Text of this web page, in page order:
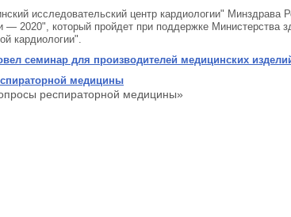
исследовательский центр кардиологии" Минздрава
2020", который пройдет при поддержке Министерства
кардиологии".
семинар для производителей медицинских
медицины
респираторной медицины»